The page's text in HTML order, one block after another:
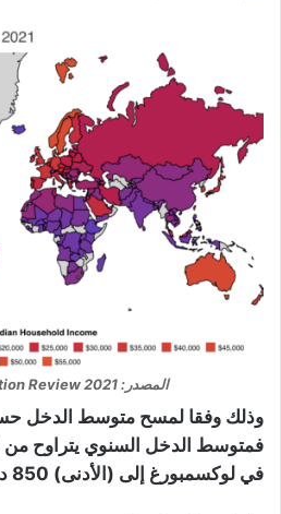
المصدر: World Population Review 2021
في لوكسمبورغ إلى (الأدنى) 850 دولار في إثيوبيا.